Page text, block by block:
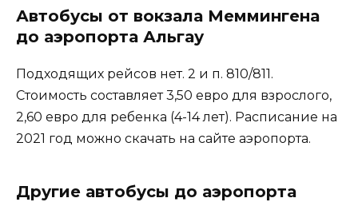
Автобусы от вокзала Меммингена
до аэропорта Альгау
Подходящих рейсов нет. 2 и п. 810/811.
Стоимость составляет 3,50 евро для взрослого,
2,60 евро для ребенка (4-14 лет). Расписание на
2021 год можно скачать на сайте аэропорта.
Другие автобусы до аэропорта